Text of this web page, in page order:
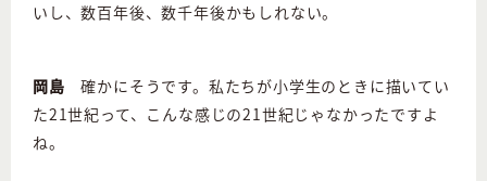
いし、数百年後、数千年後かもしれない。
岡島確かにそうです。私たちが小学生のときに描いてい
た21世紀って、こんな感じの21世紀じゃなかったですよ
ね。